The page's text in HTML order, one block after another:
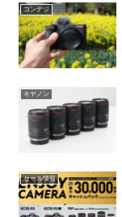
コンデジ
キヤノン
セール情報